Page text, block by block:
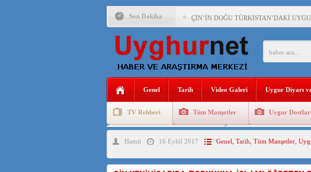
Son Dakika ÇİN’İN DOĞU TÜRKİSTAN’DAKİ
DİYANET AKADEMİSİ BAŞKANI
ÇİN’İN UYGUR POLİTİKALARINI
MHP’DEN URUMÇİ KATLİAMI
İŞGALCİ ÇİN’DEN “FETİHLER
SAADET PARTİSİ İLÇE BAŞKANI :
Genel Tarih Video Galeri Uygur Diyarı
TV Rehberi Tüm Manşetler Uygur
Uygurlarda Düğün ve Cenaze
Hamit 16 Eylül 2017 Genel Tarih Tüm Manşetler,